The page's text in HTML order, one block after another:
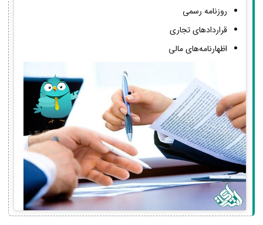
روزنامه رسمی
قراردادهای تجاری
اظهارنامه‌های مالی